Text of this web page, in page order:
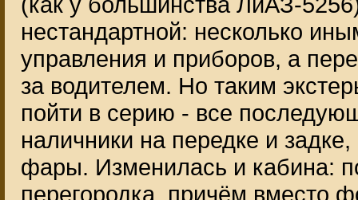
нестандартной: несколько
управления и приборов, а
за водителем. Но таким
пойти в серию - все
наличники на передке и
фары. Изменилась и кабина:
перегородка, причём вместо